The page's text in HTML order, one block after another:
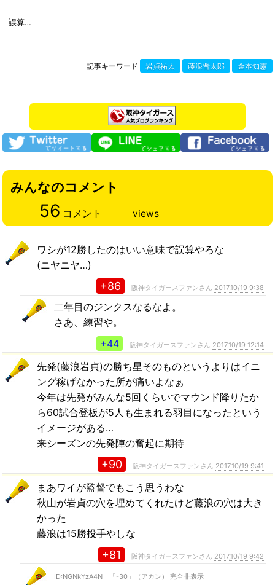
誤算…
記事キーワード 岩貞祐太 藤浪晋太郎 金本知憲
みんなのコメント
56 コメント views
ワシが12勝したのはいい意味で誤算やろな
(ニヤニヤ…)
+86 阪神タイガースファンさん 2017,10/19 9:38
二年目のジンクスなるなよ。
さあ、練習や。
+44
阪神タイガースファンさん 2017,10/19 12:14
先発(藤浪岩貞)の勝ち星そのものというよりはイニ
ング稼げなかった所が痛いよなぁ
今年は先発がみんな5回くらいでマウンド降りたか
ら60試合登板が5人も生まれる羽目になったという
イメージがある…
来シーズンの先発陣の奮起に期待
+90 阪神タイガースファンさん 2017,10/19 9:41
まあワイが監督でもこう思うわな
秋山が岩貞の穴を埋めてくれたけど藤浪の穴は大き
かった
藤浪は15勝投手やしな
+81 阪神タイガースファンさん 2017,10/19 9:42
ID:NGNkYzA4N 「-30」（アカン） 完全非表示